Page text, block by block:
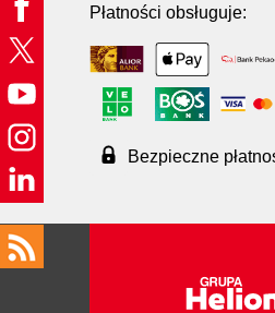
Płatności obsługuje:
Bezpieczne